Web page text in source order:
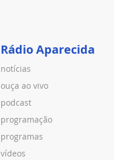
Rádio Aparecida
notícias
ouça ao vivo
podcast
programação
programas
vídeos